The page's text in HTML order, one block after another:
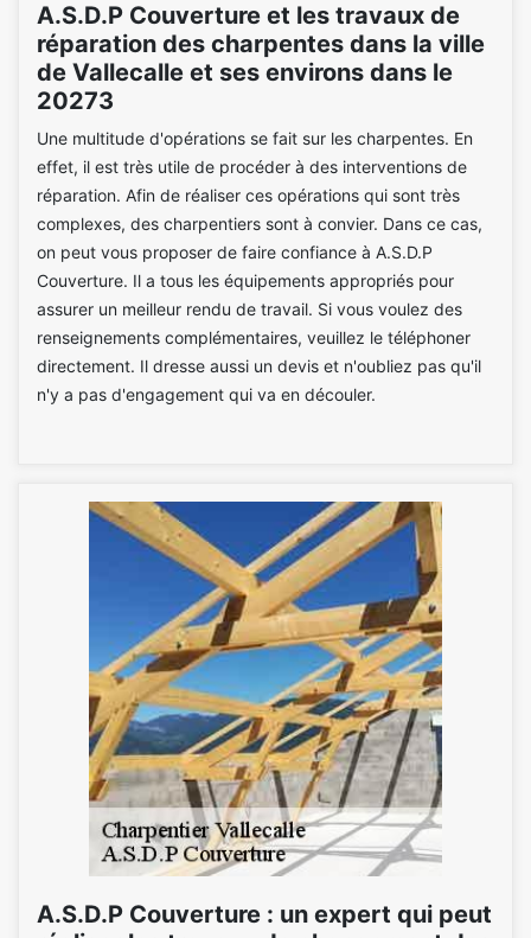
A.S.D.P Couverture et les travaux de
réparation des charpentes dans la ville
de Vallecalle et ses environs dans le
20273
Une multitude d'opérations se fait sur les charpentes. En
effet, il est très utile de procéder à des interventions de
réparation. Afin de réaliser ces opérations qui sont très
complexes, des charpentiers sont à convier. Dans ce cas,
on peut vous proposer de faire confiance à A.S.D.P
Couverture. Il a tous les équipements appropriés pour
assurer un meilleur rendu de travail. Si vous voulez des
renseignements complémentaires, veuillez le téléphoner
directement. Il dresse aussi un devis et n'oubliez pas qu'il
n'y a pas d'engagement qui va en découler.
A.S.D.P Couverture : un expert qui peut